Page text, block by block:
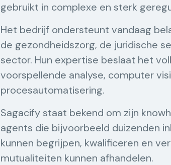
gebruikt in complexe en sterk
Het bedrijf ondersteunt vandaag
de gezondheidszorg, de juridische
sector. Hun expertise beslaat het
voorspellende analyse, computer
procesautomatisering.
Sagacify staat bekend om zijn
agents die bijvoorbeeld duizenden
kunnen begrijpen, kwalificeren en
mutualiteiten kunnen afhandelen.